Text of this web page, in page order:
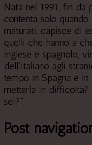
Nata nel 1991, fin da
contenta solo
maturati, capisce di
quelli che hanno a
inglese e spagnolo,
dell’italiano agli
tempo in Spagna e in
metterla in difficoltà?
sei?”.
Post